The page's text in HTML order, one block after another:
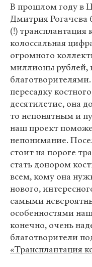
В прошлом году в
Дмитрия Рогачева
(!) трансплантация
колоссальная
огромного
миллионы рублей,
пересадку
десятилетие, она
то непонятным и
наш проект
непонимание.
стоит на пороге
стать донором
всем, кому она
нового,
самыми
особенностями
конечно, очень
благотворители
«Трансплантация